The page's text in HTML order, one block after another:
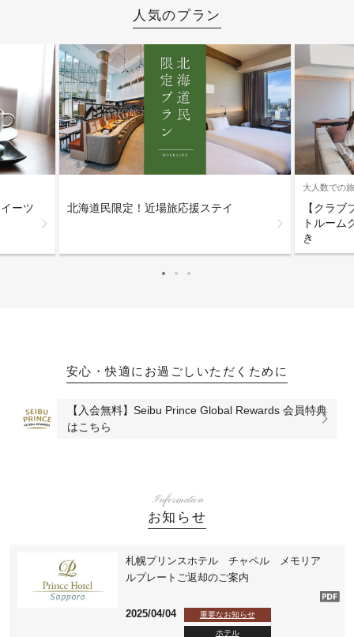
人気のプラン
ーツ 北海道民限定！近場旅応援ステイ
大人数での
【クラ
トルー
き
安心・快適にお過ごしいただくために
【入会無料】Seibu Prince Global Rewards 会員特典
はこちら
Information
お知らせ
札幌プリンスホテル チャペル メモリア
ルプレートご返却のご案内
2025/04/04 重要なお知らせ
ホテル